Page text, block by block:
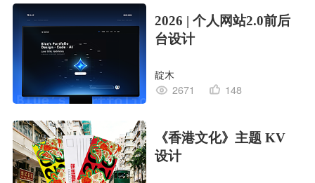
2026 | 个人网站2.0前后
台设计
靛木
2671
148
《香港文化》主题 KV
设计